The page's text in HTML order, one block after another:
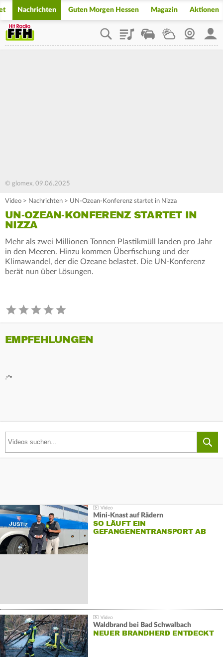
Nachrichten Guten Morgen Hessen Magazin Aktionen
PlaylistStaupilotWetterWebcam
© glomex, 09.06.2025
Video > Nachrichten > UN-Ozean-Konferenz startet in Nizza
UN-OZEAN-KONFERENZ STARTET IN
NIZZA
Mehr als zwei Millionen Tonnen Plastikmüll landen pro Jahr
in den Meeren. Hinzu kommen Überfischung und der
Klimawandel, der die Ozeane belastet. Die UN-Konferenz
berät nun über Lösungen.
EMPFEHLUNGEN
Mini-Knast auf Rädern
SO LÄUFT EIN
GEFANGENENTRANSPORT AB
Waldbrand bei Bad Schwalbach
NEUER BRANDHERD ENTDECKT